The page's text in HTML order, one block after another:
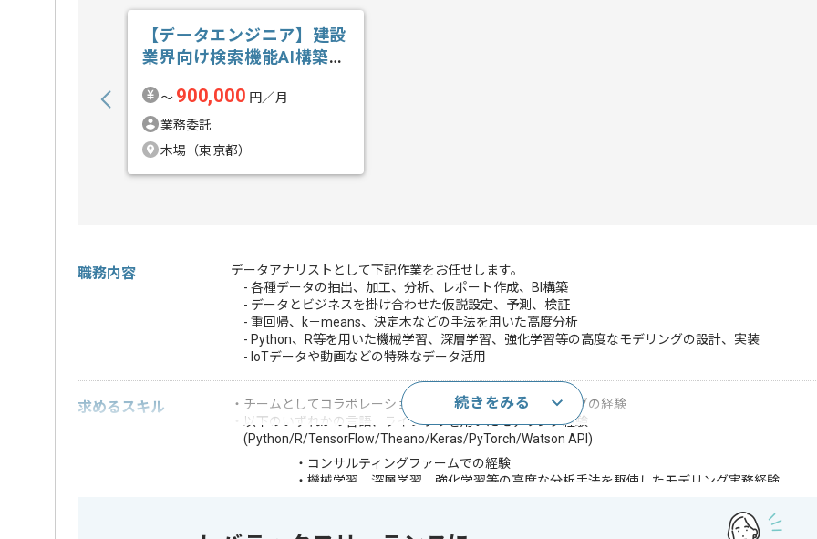
【データエンジニア】建設
業界向け検索機能AI構築の
〜 900,000 円／月
業務委託
木場（東京都）
職務内容
データアナリストとして下記作業をお任せします。
- 各種データの抽出、加工、分析、レポート作成、BI構築
- データとビジネスを掛け合わせた仮説設定、予測、検証
- 重回帰、k－means、決定木などの手法を用いた高度分析
- Python、R等を用いた機械学習、深層学習、強化学習等の高度なモデリングの設計、実装
- IoTデータや動画などの特殊なデータ活用
求めるスキル
・チームとしてコラボレーションしての統計解析、モデリングの経験
・以下のいずれかの言語、ライブラリを用いたモデリング経験
(Python/R/TensorFlow/Theano/Keras/PyTorch/Watson API)
・コンサルティングファームでの経験
・機械学習、深層学習、強化学習等の高度な分析手法を駆使したモデリング実務経験
・新規の数理アルゴリズムへの高い感度とリサーチ力、理解力
続きをみる